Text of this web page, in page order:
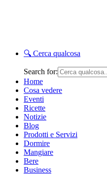
🔍 Cerca qualcosa
Search for:
Home
Cosa vedere
Eventi
Ricette
Notizie
Blog
Prodotti e Servizi
Dormire
Mangiare
Bere
Business